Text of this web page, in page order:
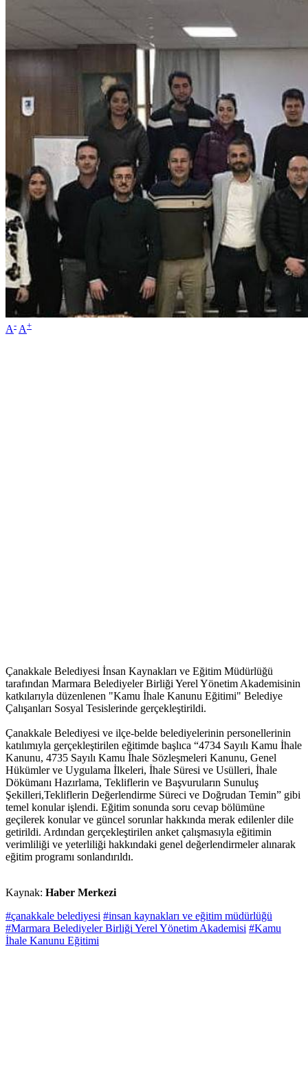
A- A+
Çanakkale Belediyesi İnsan Kaynakları ve Eğitim Müdürlüğü
tarafından Marmara Belediyeler Birliği Yerel Yönetim Akademisinin
katkılarıyla düzenlenen "Kamu İhale Kanunu Eğitimi" Belediye
Çalışanları Sosyal Tesislerinde gerçekleştirildi.
Çanakkale Belediyesi ve ilçe-belde belediyelerinin personellerinin
katılımıyla gerçekleştirilen eğitimde başlıca “4734 Sayılı Kamu İhale
Kanunu, 4735 Sayılı Kamu İhale Sözleşmeleri Kanunu, Genel
Hükümler ve Uygulama İlkeleri, İhale Süresi ve Usülleri, İhale
Dökümanı Hazırlama, Tekliflerin ve Başvuruların Sunuluş
Şekilleri,Tekliflerin Değerlendirme Süreci ve Doğrudan Temin” gibi
temel konular işlendi. Eğitim sonunda soru cevap bölümüne
geçilerek konular ve güncel sorunlar hakkında merak edilenler dile
getirildi. Ardından gerçekleştirilen anket çalışmasıyla eğitimin
verimliliği ve yeterliliği hakkındaki genel değerlendirmeler alınarak
eğitim programı sonlandırıldı.
Kaynak: Haber Merkezi
#çanakkale belediyesi #insan kaynakları ve eğitim müdürlüğü
#Marmara Belediyeler Birliği Yerel Yönetim Akademisi #Kamu
İhale Kanunu Eğitimi